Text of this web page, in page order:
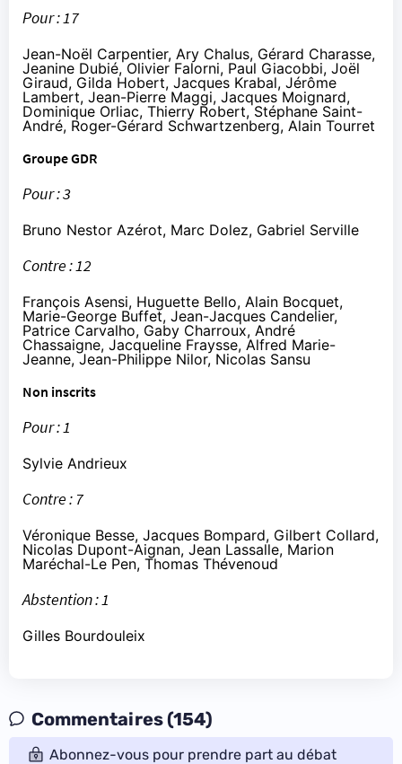
Pour : 17
Jean-Noël Carpentier, Ary Chalus, Gérard Charasse,
Jeanine Dubié, Olivier Falorni, Paul Giacobbi, Joël
Giraud, Gilda Hobert, Jacques Krabal, Jérôme
Lambert, Jean-Pierre Maggi, Jacques Moignard,
Dominique Orliac, Thierry Robert, Stéphane Saint-
André, Roger-Gérard Schwartzenberg, Alain Tourret
Groupe GDR
Pour : 3
Bruno Nestor Azérot, Marc Dolez, Gabriel Serville
Contre : 12
François Asensi, Huguette Bello, Alain Bocquet,
Marie-George Buffet, Jean-Jacques Candelier,
Patrice Carvalho, Gaby Charroux, André
Chassaigne, Jacqueline Fraysse, Alfred Marie-
Jeanne, Jean-Philippe Nilor, Nicolas Sansu
Non inscrits
Pour : 1
Sylvie Andrieux
Contre : 7
Véronique Besse, Jacques Bompard, Gilbert Collard,
Nicolas Dupont-Aignan, Jean Lassalle, Marion
Maréchal-Le Pen, Thomas Thévenoud
Abstention : 1
Gilles Bourdouleix
Commentaires (154)
Abonnez-vous pour prendre part au débat